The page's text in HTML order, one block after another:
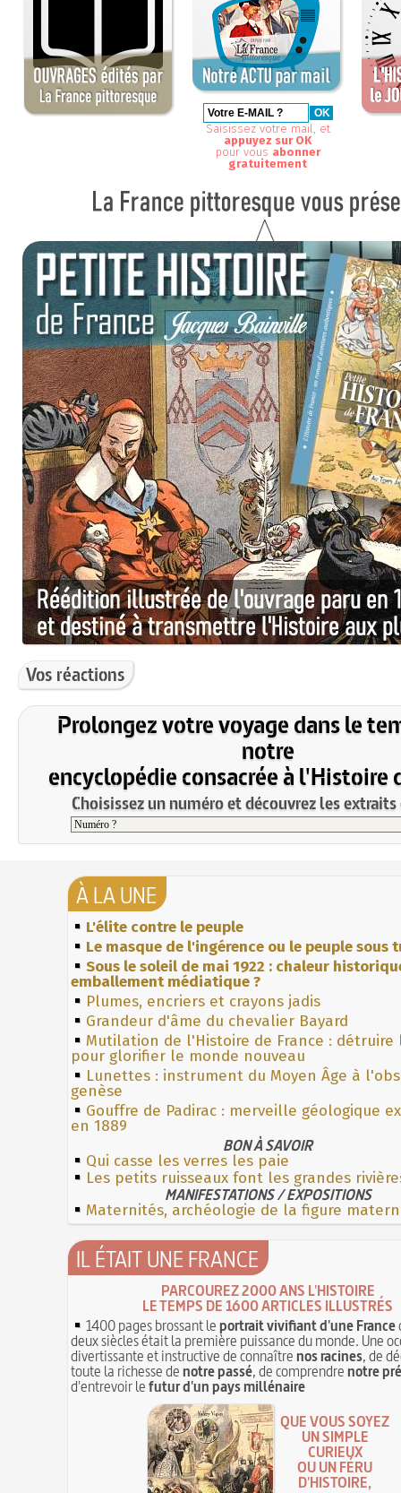
Saisissez votre mail, et
appuyez sur OK
pour vous abonner
gratuitement
Vos réactions
Prolongez votre voyage dans le
notre
encyclopédie consacrée à l'Histoire
Choisissez un numéro et découvrez les
À LA UNE
L'élite contre le peuple
Le masque de l'ingérence ou le peuple sous
Sous le soleil de mai 1922 : chaleur
emballement médiatique ?
Plumes, encriers et crayons jadis
Grandeur d'âme du chevalier Bayard
Mutilation de l'Histoire de France : détruire
pour glorifier le monde nouveau
Lunettes : instrument du Moyen Âge à
genèse
Gouffre de Padirac : merveille géologique
en 1889
BON À SAVOIR
Qui casse les verres les paie
Les petits ruisseaux font les grandes
MANIFESTATIONS / EXPOSITIONS
Maternités, archéologie de la figure
IL ÉTAIT UNE FRANCE
PARCOUREZ 2000 ANS L'HISTOIRE
LE TEMPS DE 1600 ARTICLES ILLUSTRÉS
1400 pages brossant leportrait vivifiant d'une France
deux siècles était la première puissance du monde. Une
divertissante et instructive de connaîtrenos racines, de
toute la richesse denotre passé, de comprendrenotre
d'entrevoir lefutur d'un pays millénaire
QUE VOUS SOYEZ
UN SIMPLE
CURIEUX
OU UN FÉRU
D'HISTOIRE,